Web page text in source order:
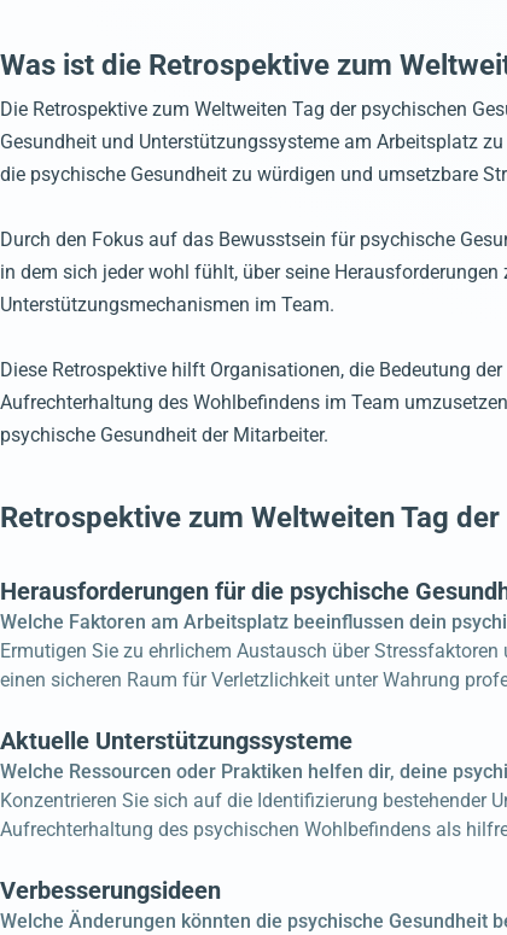
Was ist die Retrospektive zum
Die Retrospektive zum Weltweiten Tag der psychischen
Gesundheit und Unterstützungssysteme am Arbeitsplatz
die psychische Gesundheit zu würdigen und umsetzbare
Durch den Fokus auf das Bewusstsein für psychische
in dem sich jeder wohl fühlt, über seine
Unterstützungsmechanismen im Team.
Diese Retrospektive hilft Organisationen, die Bedeutung
Aufrechterhaltung des Wohlbefindens im Team
psychische Gesundheit der Mitarbeiter.
Retrospektive zum Weltweiten Tag
Herausforderungen für die psychische
Welche Faktoren am Arbeitsplatz beeinflussen dein
Ermutigen Sie zu ehrlichem Austausch über
einen sicheren Raum für Verletzlichkeit unter Wahrung
Aktuelle Unterstützungssysteme
Welche Ressourcen oder Praktiken helfen dir, deine
Konzentrieren Sie sich auf die Identifizierung bestehender
Aufrechterhaltung des psychischen Wohlbefindens als
Verbesserungsideen
Welche Änderungen könnten die psychische Gesundheit